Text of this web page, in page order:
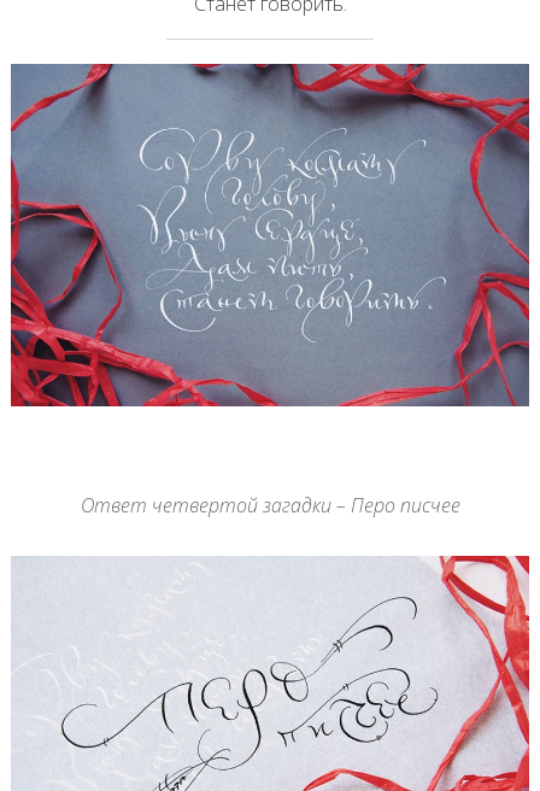
Ответ четвертой загадки – Перо писчее